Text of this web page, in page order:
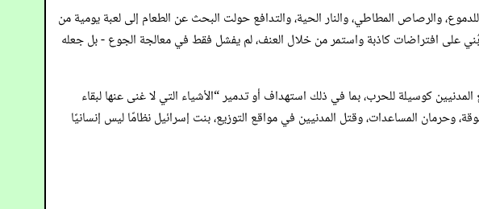
والرصاص المطاطي، والنار الحية، والتدافع حولت البحث عن الطعام إلى لعبة يومية من
هذا النظام، الذي بُني على افتراضات كاذبة واستمر من خلال العنف، لم يفشل فقط في معالجة الجوع - بل جعله
كوسيلة للحرب، بما في ذلك استهداف أو تدمير “الأشياء التي لا غنى عنها لبقاء
وحرمان المساعدات، وقتل المدنيين في مواقع التوزيع، بنت إسرائيل نظامًا ليس إنسانيًا